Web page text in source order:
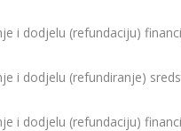
i dodjelu (refundaciju)
i dodjelu (refundiranje)
i dodjelu (refundaciju)